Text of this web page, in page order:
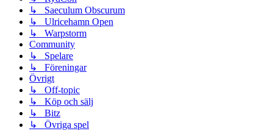
↳ Saeculum Obscurum
↳ Ulricehamn Open
↳ Warpstorm
Community
↳ Spelare
↳ Föreningar
Övrigt
↳ Off-topic
↳ Köp och sälj
↳ Bitz
↳ Övriga spel